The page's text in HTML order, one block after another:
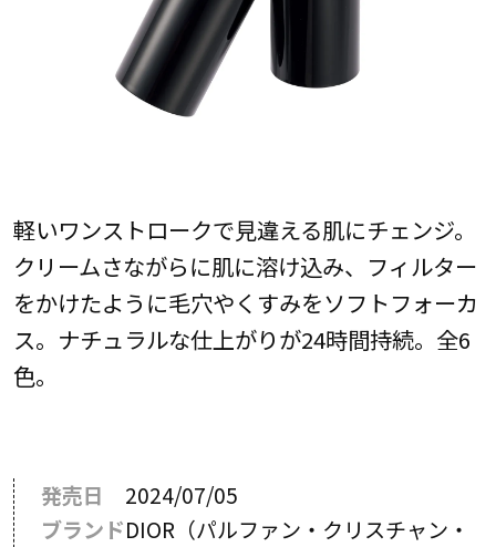
軽いワンストロークで見違える肌にチェンジ。
クリームさながらに肌に溶け込み、フィルター
をかけたように毛穴やくすみをソフトフォーカ
ス。ナチュラルな仕上がりが24時間持続。全6
色。
発売日
2024/07/05
ブランドDIOR（パルファン・クリスチャン・